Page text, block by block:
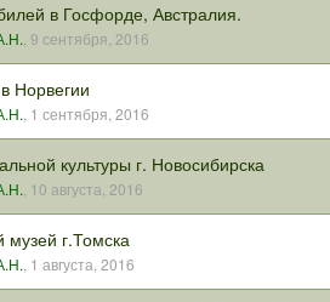
в Госфорде, Австралия.
, 9 сентября, 2016
Норвегии
, 1 сентября, 2016
культуры г. Новосибирска
, 10 августа, 2016
музей г.Томска
, 1 августа, 2016